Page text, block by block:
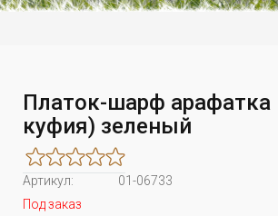
Платок-шарф
куфия) зеленый
Артикул:
01-06733
Под заказ